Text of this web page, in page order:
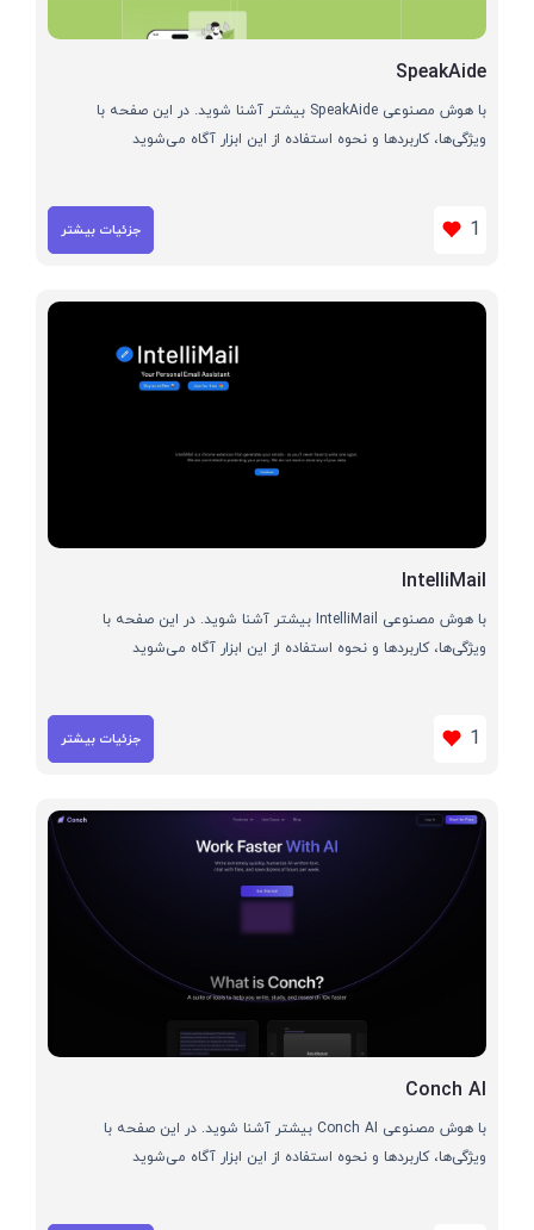
SpeakAide
با هوش مصنوعی SpeakAide بیشتر آشنا شوید. در این صفحه با
ویژگی‌ها، کاربردها و نحوه استفاده از این ابزار آگاه می‌شوید
1 جزئیات بیشتر
IntelliMail
با هوش مصنوعی IntelliMail بیشتر آشنا شوید. در این صفحه با
ویژگی‌ها، کاربردها و نحوه استفاده از این ابزار آگاه می‌شوید
1 جزئیات بیشتر
Conch AI
با هوش مصنوعی Conch AI بیشتر آشنا شوید. در این صفحه با
ویژگی‌ها، کاربردها و نحوه استفاده از این ابزار آگاه می‌شوید